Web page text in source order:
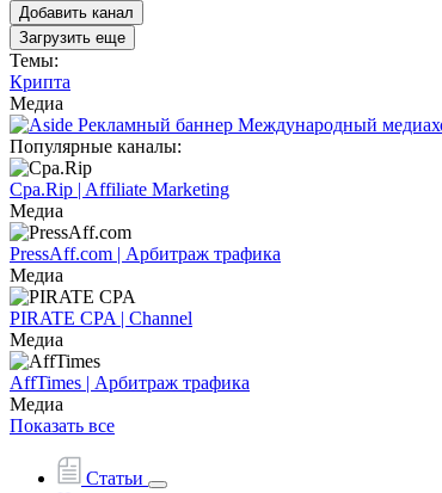
Добавить канал
Загрузить еще
Темы:
Крипта
Медиа
Популярные каналы:
Cpa.Rip | Affiliate Marketing
Медиа
PressAff.com | Арбитраж трафика
Медиа
PIRATE CPA | Channel
Медиа
AffTimes | Арбитраж трафика
Медиа
Показать все
Статьи